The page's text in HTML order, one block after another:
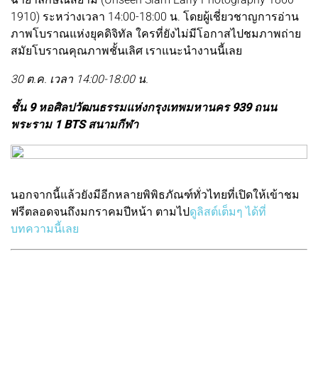
1910) ระหว่างเวลา 14:00-18:00 น. โดยผู้เชี่ยวชาญการอ่าน
ภาพโบราณแห่งยุคดิจิทัล ใครที่ยังไม่มีโอกาสไปชมภาพถ่าย
สมัยโบราณคุณภาพชั้นเลิศ เราแนะนำงานนี้เลย
30 ต.ค. เวลา 14:00-18:00 น.
ชั้น 9 หอศิลปวัฒนธรรมแห่งกรุงเทพมหานคร 939 ถนน
พระราม 1 BTS สนามกีฬา
นอกจากนี้แล้วยังมีอีกหลายพิพิธภัณฑ์ทั่วไทยที่เปิดให้เข้าชม
ฟรีตลอดจนถึงมกราคมปีหน้า ตามไปดูลิสต์เต็มๆ ได้ที่
บทความนี้เลย